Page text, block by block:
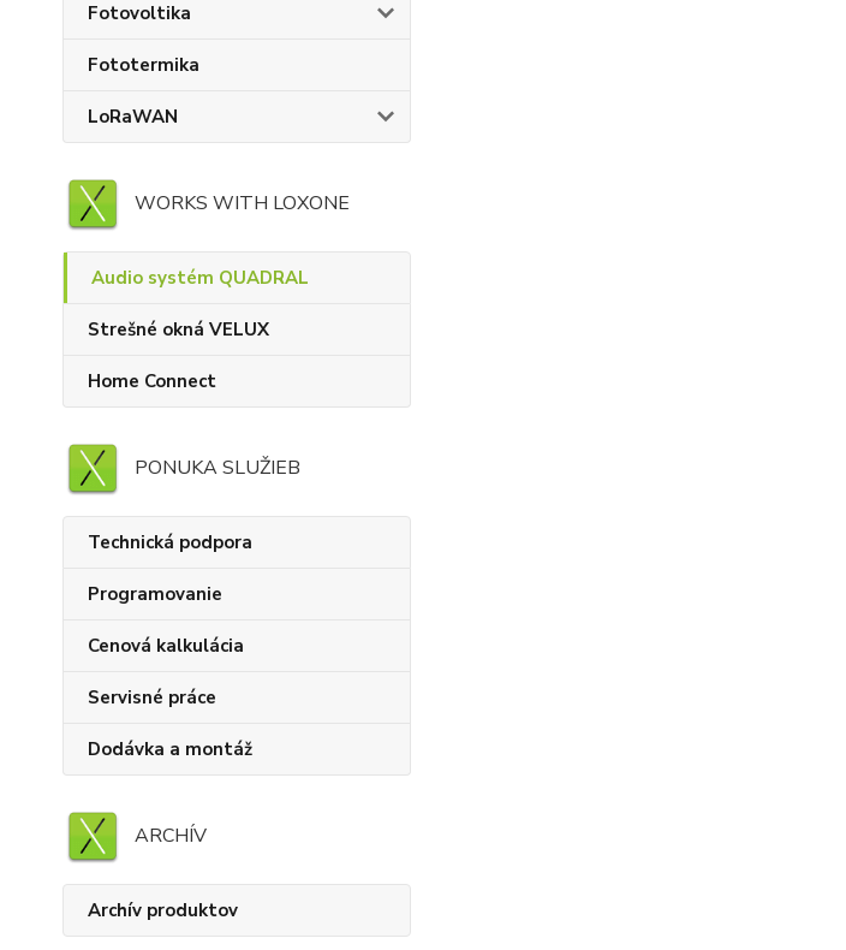
Fotovoltika
Fototermika
LoRaWAN
WORKS WITH LOXONE
Audio systém QUADRAL
Strešné okná VELUX
Home Connect
PONUKA SLUŽIEB
Technická podpora
Programovanie
Cenová kalkulácia
Servisné práce
Dodávka a montáž
ARCHÍV
Archív produktov